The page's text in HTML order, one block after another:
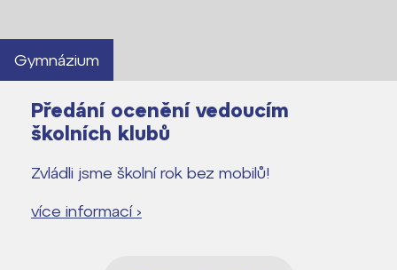
Gymnázium
Předání ocenění vedoucím
školních klubů
Zvládli jsme školní rok bez mobilů!
více informací ›